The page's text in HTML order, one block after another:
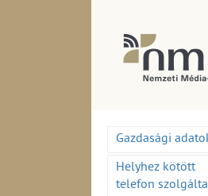
Gazdasági
Helyhez kötött
telefon